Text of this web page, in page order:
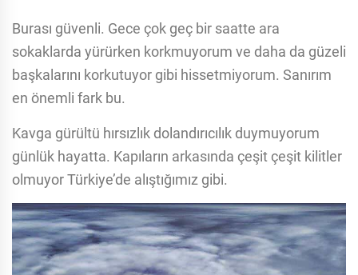
Burası güvenli. Gece çok geç bir saatte ara
sokaklarda yürürken korkmuyorum ve daha da güzeli
başkalarını korkutuyor gibi hissetmiyorum. Sanırım
en önemli fark bu.
Kavga gürültü hırsızlık dolandırıcılık duymuyorum
günlük hayatta. Kapıların arkasında çeşit çeşit kilitler
olmuyor Türkiye’de alıştığımız gibi.